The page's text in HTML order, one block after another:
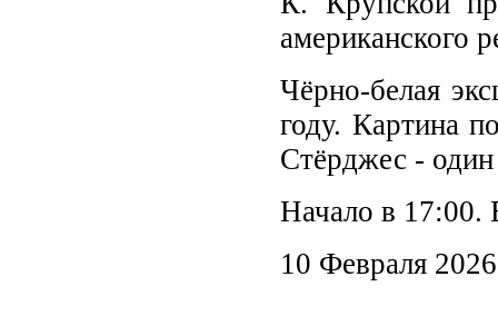
американского
Чёрно-белая
году. Картина
Стёрджес -
Начало в 17:00.
10 Февраля 2026